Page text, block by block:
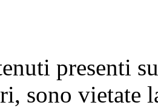
presenti
sono vietate